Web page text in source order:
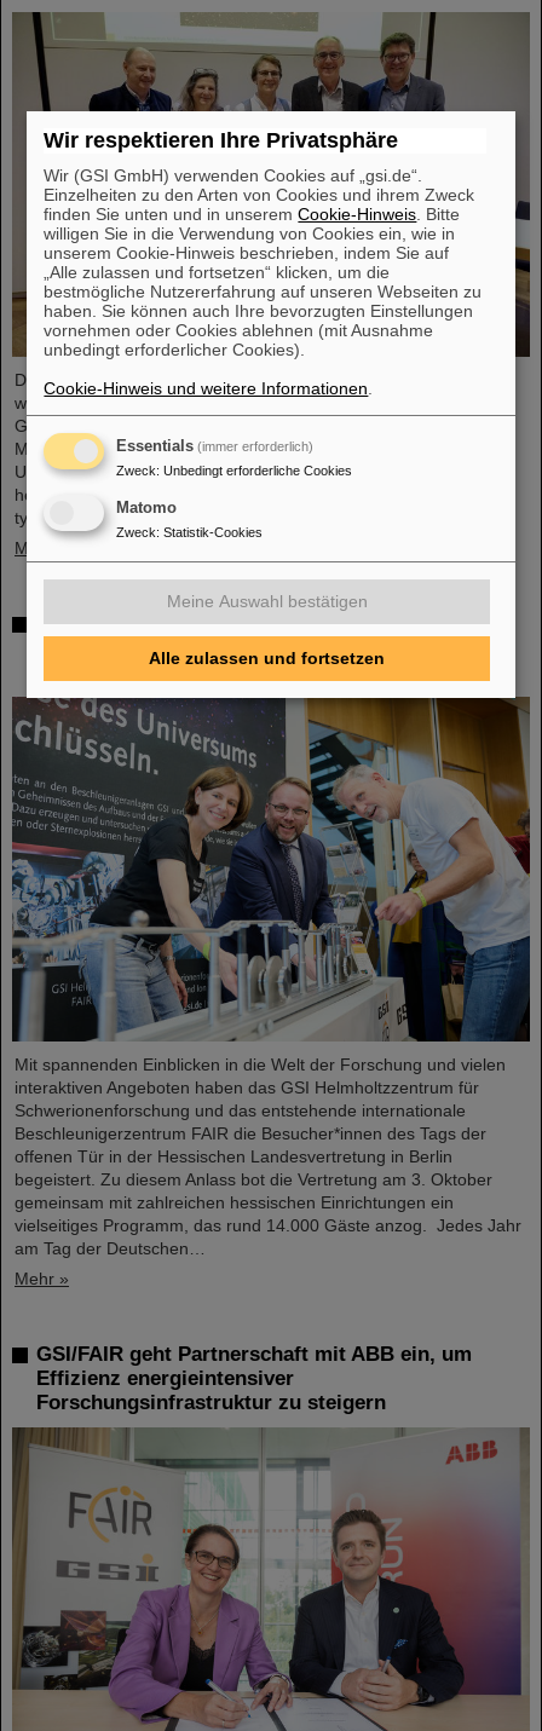
Der GSI/FAIR-Wissenschaftler Privatdozent Dr. Michael Scholz
wurde im Rahmen der diesjährigen Jahrestagung der Deutschen
Gesellschaft für biologische Strahlenforschung (DeGBS) in
München für seine Beiträge in der Strahlenforschung mit dem
Ulrich-Hagen-Preis ausgezeichnet. Der Preis wird für
herausragende Verdienste in der deutschen Strahlenforschung –
typischerweise für ein Lebenswerk – vergeben.
Mehr »
Tag der offenen Tür in der Hessischen
Landesvertretung in Berlin: GSI und FAIR ziehen
positive Bilanz
Mit spannenden Einblicken in die Welt der Forschung und vielen
interaktiven Angeboten haben das GSI Helmholtzzentrum für
Schwerionenforschung und das entstehende internationale
Beschleunigerzentrum FAIR die Besucher*innen des Tags der
offenen Tür in der Hessischen Landesvertretung in Berlin
begeistert. Zu diesem Anlass bot die Vertretung am 3. Oktober
gemeinsam mit zahlreichen hessischen Einrichtungen ein
vielseitiges Programm, das rund 14.000 Gäste anzog. Jedes Jahr
am Tag der Deutschen…
Mehr »
GSI/FAIR geht Partnerschaft mit ABB ein, um
Effizienz energieintensiver
Forschungsinfrastruktur zu steigern
Wir respektieren Ihre Privatsphäre
Wir (GSI GmbH) verwenden Cookies auf „gsi.de“.
Einzelheiten zu den Arten von Cookies und ihrem Zweck
finden Sie unten und in unseremCookie-Hinweis . Bitte
willigen Sie in die Verwendung von Cookies ein, wie in
unserem Cookie-Hinweis beschrieben, indem Sie auf
„Alle zulassen und fortsetzen“ klicken, um die
bestmögliche Nutzererfahrung auf unseren Webseiten zu
haben. Sie können auch Ihre bevorzugten Einstellungen
vornehmen oder Cookies ablehnen (mit Ausnahme
unbedingt erforderlicher Cookies).
Cookie-Hinweis und weitere Informationen
Essentials (immer erforderlich)
Zweck: Unbedingt erforderliche Cookies
Matomo
Zweck: Statistik-Cookies
Meine Auswahl bestätigen
Alle zulassen und fortsetzen